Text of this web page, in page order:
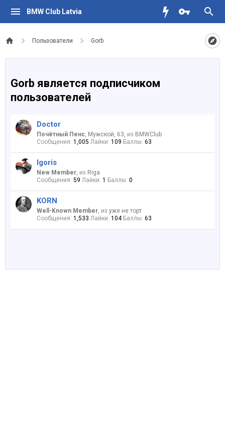
BMW Club Latvia
Пользователи Gorb
Gorb является подписчиком
пользователей
Doctor
Почётный Пенс, Мужской, 63, из BMWClub
Сообщения: 1,005 Лайки: 109 Баллы: 63
Igoris
New Member, из Riga
Сообщения: 59 Лайки: 1 Баллы: 0
KORN
Well-Known Member, из уже не торт
Сообщения: 1,533 Лайки: 104 Баллы: 63